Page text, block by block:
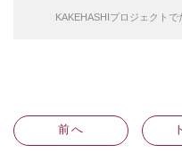
KAKEHASHIプロジェクト
前へ